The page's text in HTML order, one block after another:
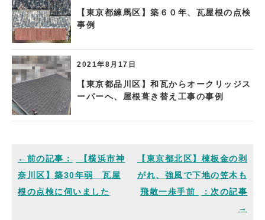
【東京都練馬区】築６０年、瓦屋根の点検
事例
2021年8月17日
【東京都品川区】和瓦からオークリッジス
ーパーへ、屋根葺き替え工事の事例
【横浜市神
奈川区】築30年弱 瓦屋
根の点検に伺いました
【東京都北区】棟板金の剥
がれ、強風で下地の笠木も
飛散一歩手前